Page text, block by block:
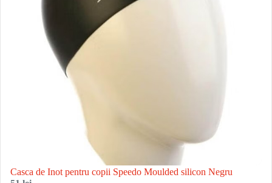
Casca de Inot pentru copii Speedo Moulded silicon Negru